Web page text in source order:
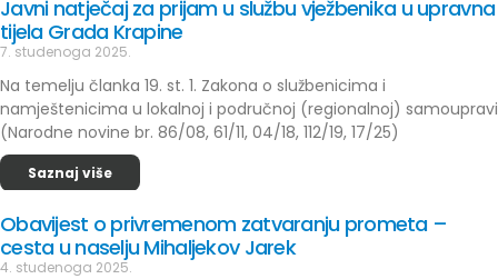
Javni natječaj za prijam u službu vježbenika u upravna
tijela Grada Krapine
7. studenoga 2025.
Na temelju članka 19. st. 1. Zakona o službenicima i
namještenicima u lokalnoj i područnoj (regionalnoj) samoupravi
(Narodne novine br. 86/08, 61/11, 04/18, 112/19, 17/25)
Saznaj više
Obavijest o privremenom zatvaranju prometa –
cesta u naselju Mihaljekov Jarek
4. studenoga 2025.